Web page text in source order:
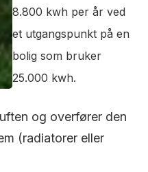
8.800 kwh per år ved
et utgangspunkt på en
bolig som bruker
25.000 kwh.
og overfører den
(radiatorer eller